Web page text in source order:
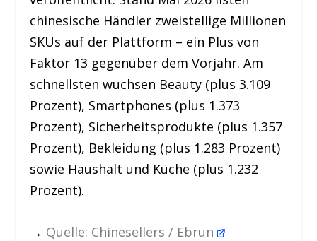
chinesische Händler zweistellige Millionen
SKUs auf der Plattform – ein Plus von
Faktor 13 gegenüber dem Vorjahr. Am
schnellsten wuchsen Beauty (plus 3.109
Prozent), Smartphones (plus 1.373
Prozent), Sicherheitsprodukte (plus 1.357
Prozent), Bekleidung (plus 1.283 Prozent)
sowie Haushalt und Küche (plus 1.232
Prozent).
→ Quelle: Chinesellers / Ebrun